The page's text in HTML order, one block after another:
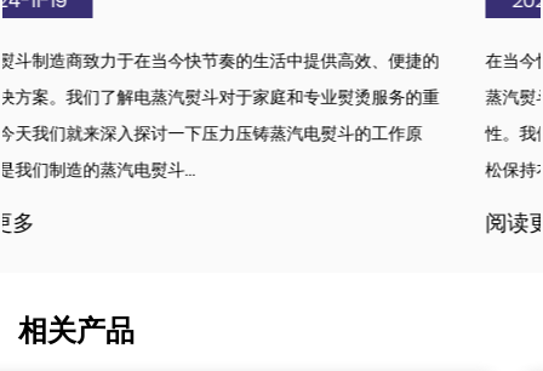
的
重
原
在当今快节奏的生活中，保持干净和专业的外表至关重要。
蒸汽熨斗制造商，我们知道强大的电蒸汽熨斗对于熨烫衣服
性。我们致力于设计和制造满足这一需求的产品，确保用户
松保持衣物良好状态。 我们...
相关产品